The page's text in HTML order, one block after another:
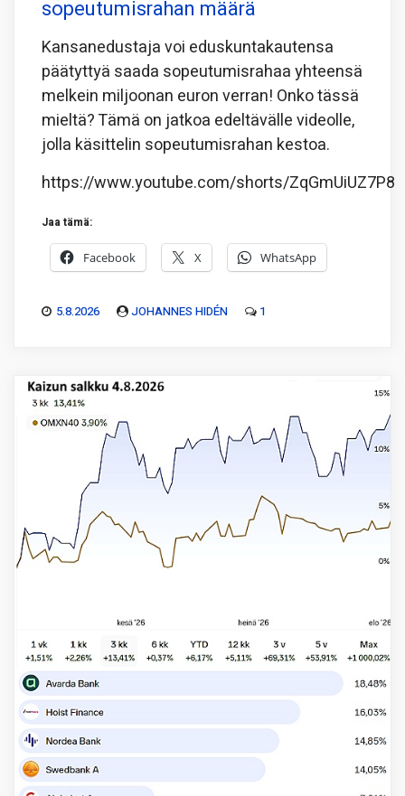
sopeutumisrahan määrä
Kansanedustaja voi eduskuntakautensa
päätyttyä saada sopeutumisrahaa yhteensä
melkein miljoonan euron verran! Onko tässä
mieltä? Tämä on jatkoa edeltävälle videolle,
jolla käsittelin sopeutumisrahan kestoa.
https://www.youtube.com/shorts/ZqGmUiUZ7P8
Jaa tämä:
Facebook X WhatsApp
5.8.2026 JOHANNES HIDÉN 1